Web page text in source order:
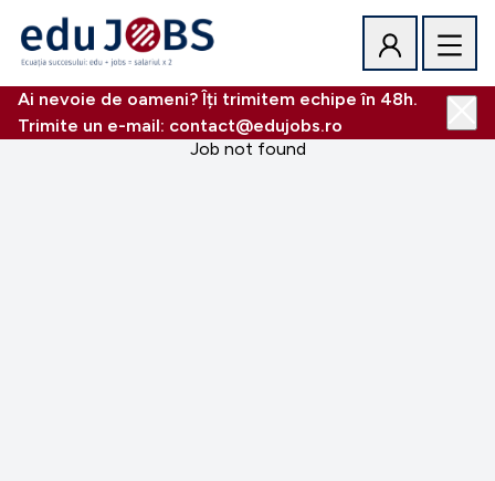
Ai nevoie de oameni? Îți trimitem echipe în 48h.
Trimite un e-mail: contact@edujobs.ro
Job not found